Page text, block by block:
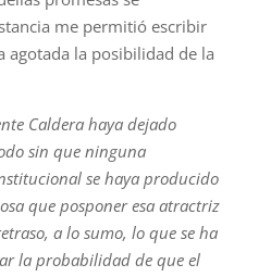
me permitió escribir
agotada la posibilidad de la
Caldera haya dejado
sin que ninguna
se haya producido
que posponer esa atractriz
a lo sumo, lo que se ha
la probabilidad de que el